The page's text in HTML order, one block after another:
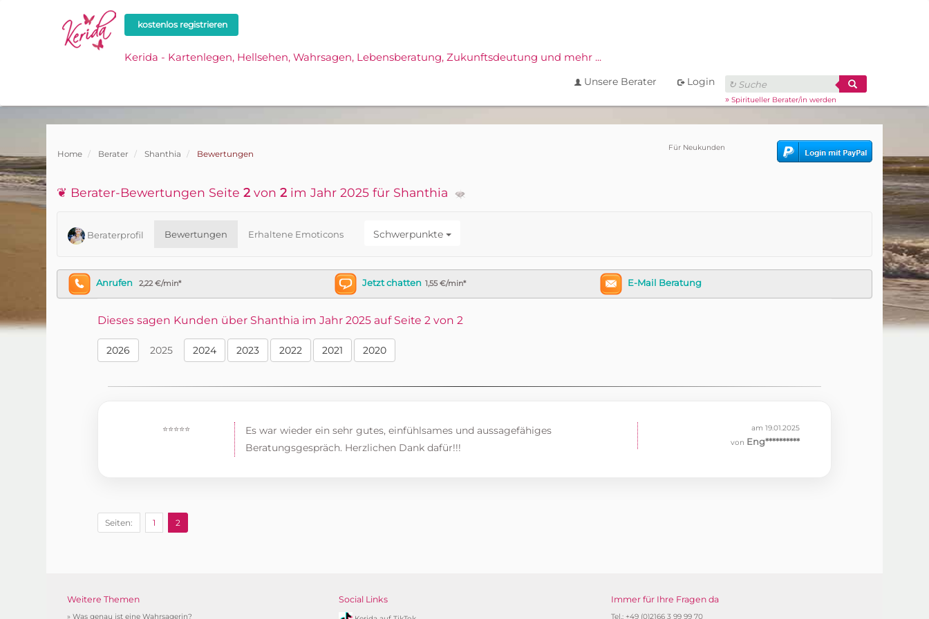
kostenlos registrieren
Kerida - Kartenlegen, Hellsehen, Wahrsagen, Lebensberatung, Zukunftsdeutung und mehr ...
Unsere Berater
Login
» Spiritueller Berater/in werden
Home Berater Shanthia Bewertungen
Für Neukunden
❦ Berater-Bewertungen Seite2 von2 im Jahr 2025 für Shanthia
Beraterprofil Bewertungen Erhaltene Emoticons Schwerpunkte
Anrufen 2,22 €/min* Jetzt chatten 1,55 €/min* E-Mail Beratung
Dieses sagen Kunden über Shanthia im Jahr 2025 auf Seite 2 von 2
2026 2025 2024 2023 2022 2021 2020
⭐⭐⭐⭐⭐
Es war wieder ein sehr gutes, einfühlsames und aussagefähiges
Beratungsgespräch. Herzlichen Dank dafür!!!
am 19.01.2025
von Eng**********
Seiten: 1 2
Weitere Themen
»Was genau ist eine Wahrsagerin?
Social Links Immer für Ihre Fragen da
Tel.: +49 (0)2166 3 99 99 70